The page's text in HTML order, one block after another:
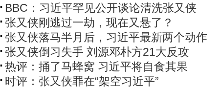
BBC：习近平罕见公开谈论清洗张又侠
张又侠刚逃过一劫，现在又悬了？
张又侠落马半月后，习近平最新两个动作
张又侠倒习失手 刘源邓朴方21大反攻
热评：捅了马蜂窝 习近平将自食其果
时评：张又侠罪在“架空习近平”